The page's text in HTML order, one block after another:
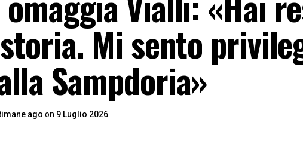
Mi sento
Sampdoria»
ago on 9 Luglio 2026